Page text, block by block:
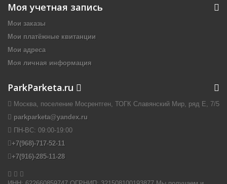
Моя учетная запись
Мои заказы
Мои платёжные квитанции
Мои адреса
Моя личная информация
ParkParketa.ru
Москва, поселение Мосрентген, ТОГК Славянский Мир, ряд Е, 7/5
parkparketa@yandex.ru
ПН-ВС: 09:00-19:00
+7(968)-717-52-11
+7(916)-285-11-28
 